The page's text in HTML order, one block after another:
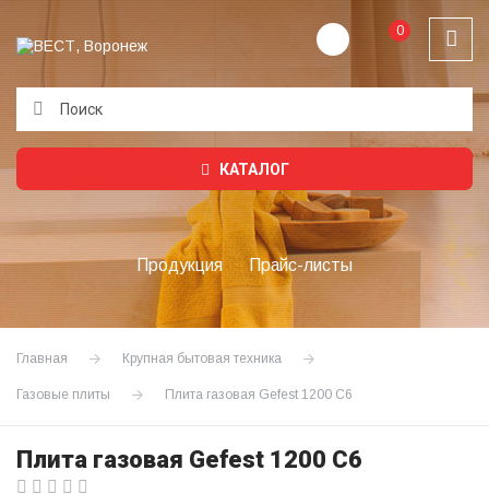
0
КАТАЛОГ
Продукция Прайс-листы
Главная Крупная бытовая техника
Газовые плиты Плита газовая Gefest 1200 С6
Плита газовая Gefest 1200 С6